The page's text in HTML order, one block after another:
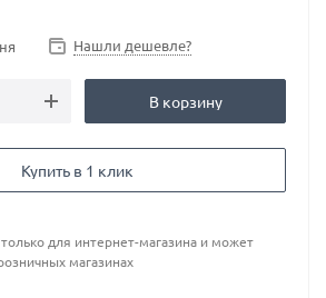
Нашли дешевле?
В корзину
Купить в 1 клик
для интернет-магазина и может
магазинах